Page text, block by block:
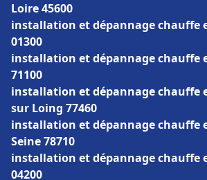
Loire 45600
installation et dépannage chauffe
01300
installation et dépannage chauffe
71100
installation et dépannage chauffe
sur Loing 77460
installation et dépannage chauffe
Seine 78710
installation et dépannage chauffe
04200